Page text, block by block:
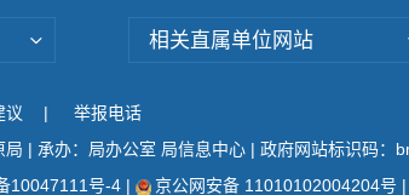
相关直属单位网站
议 |
举报电话
局 | 承办：局办公室 局信息中心 | 政府网站标识码：
10047111号-4 | 京公网安备 11010102004204号